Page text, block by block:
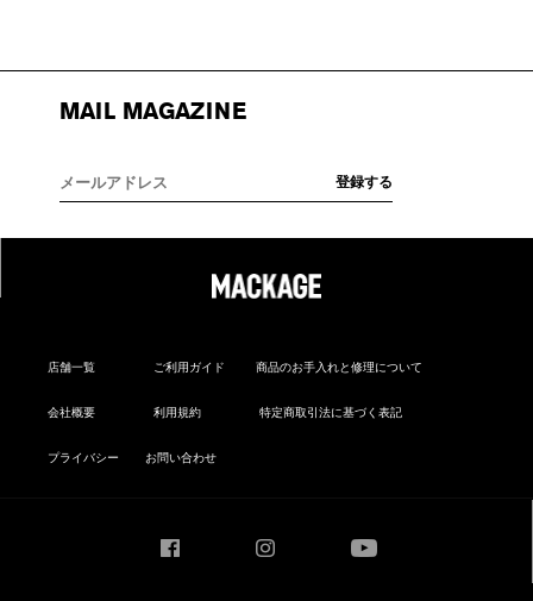
MAIL MAGAZINE
店舗一覧 ご利用ガイド 商品のお手入れと修理について
会社概要 利用規約 特定商取引法に基づく表記
プライバシー お問い合わせ
Instagram